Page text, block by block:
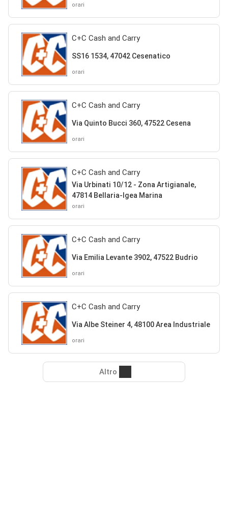
orari
C+C Cash and Carry
SS16 1534, 47042 Cesenatico
orari
C+C Cash and Carry
Via Quinto Bucci 360, 47522 Cesena
orari
C+C Cash and Carry
Via Urbinati 10/12 - Zona Artigianale,
47814 Bellaria-Igea Marina
orari
C+C Cash and Carry
Via Emilia Levante 3902, 47522 Budrio
orari
C+C Cash and Carry
Via Albe Steiner 4, 48100 Area Industriale
orari
Altro